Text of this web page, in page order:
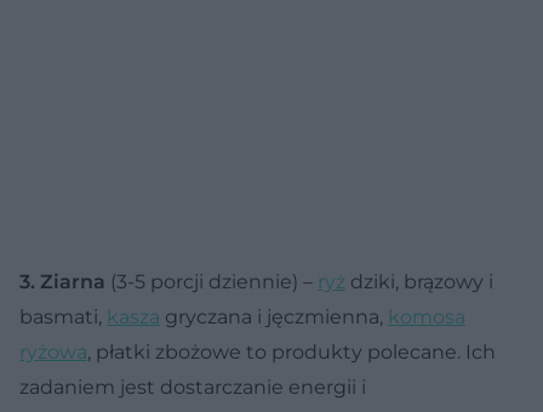
3. Ziarna (3-5 porcji dziennie) – ryż dziki, brązowy i
basmati, kasza gryczana i jęczmienna, komosa
ryżowa, płatki zbożowe to produkty polecane. Ich
zadaniem jest dostarczanie energii i